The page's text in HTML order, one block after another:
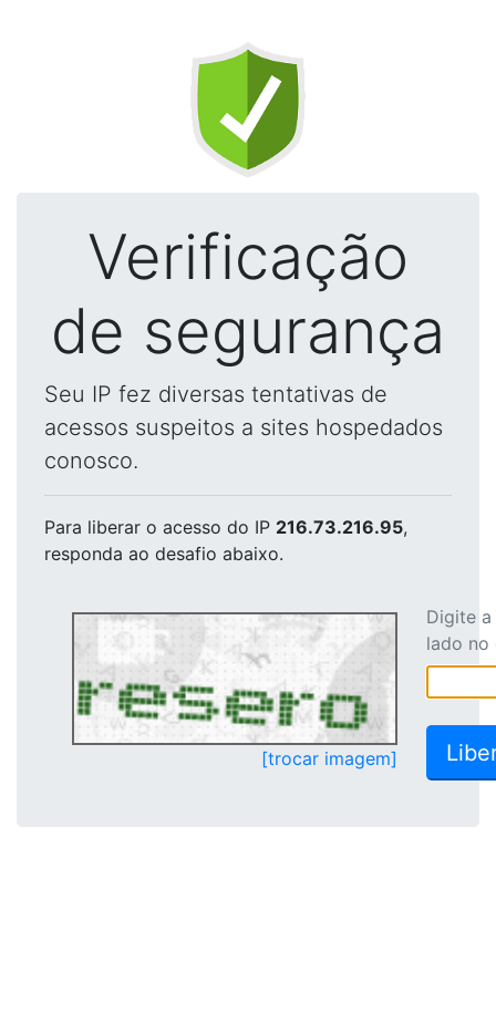
Verificação
de segurança
Seu IP fez diversas tentativas de
acessos suspeitos a sites hospedados
conosco.
Para liberar o acesso do IP 216.73.216.95,
responda ao desafio abaixo.
[trocar imagem]
Digite
lado no